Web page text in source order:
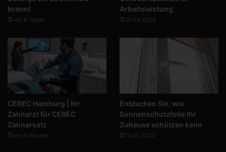
brennt
vor 6 Tagen
Arbeitsleistung
07.04.2026
CEREC Hamburg | Ihr
Zahnarzt für CEREC
Zahnersatz
vor 3 Wochen
Entdecken Sie, wie
Sonnenschutzfolie Ihr
Zuhause schützen kann
18.01.2023